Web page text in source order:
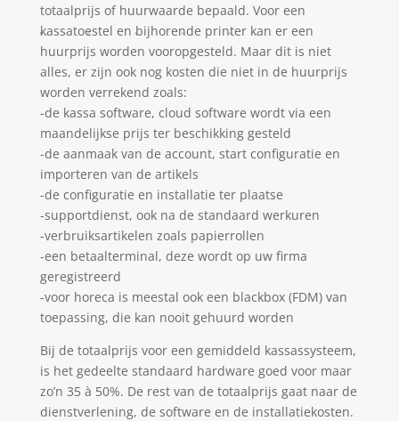
totaalprijs of huurwaarde bepaald. Voor een
kassatoestel en bijhorende printer kan er een
huurprijs worden vooropgesteld. Maar dit is niet
alles, er zijn ook nog kosten die niet in de huurprijs
worden verrekend zoals:
-de kassa software, cloud software wordt via een
maandelijkse prijs ter beschikking gesteld
-de aanmaak van de account, start configuratie en
importeren van de artikels
-de configuratie en installatie ter plaatse
-supportdienst, ook na de standaard werkuren
-verbruiksartikelen zoals papierrollen
-een betaalterminal, deze wordt op uw firma
geregistreerd
-voor horeca is meestal ook een blackbox (FDM) van
toepassing, die kan nooit gehuurd worden
Bij de totaalprijs voor een gemiddeld kassassysteem,
is het gedeelte standaard hardware goed voor maar
zo’n 35 à 50%. De rest van de totaalprijs gaat naar de
dienstverlening, de software en de installatiekosten.